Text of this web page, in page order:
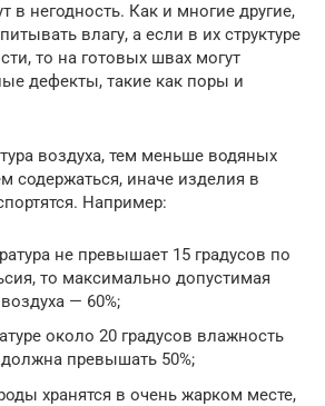
в негодность. Как и многие другие,
влагу, а если в их структуре
то на готовых швах могут
дефекты, такие как поры и
воздуха, тем меньше водяных
содержаться, иначе изделия в
Например:
не превышает 15 градусов по
то максимально допустимая
— 60%;
около 20 градусов влажность
должна превышать 50%;
хранятся в очень жарком месте,